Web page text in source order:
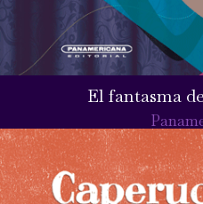
El fantasma